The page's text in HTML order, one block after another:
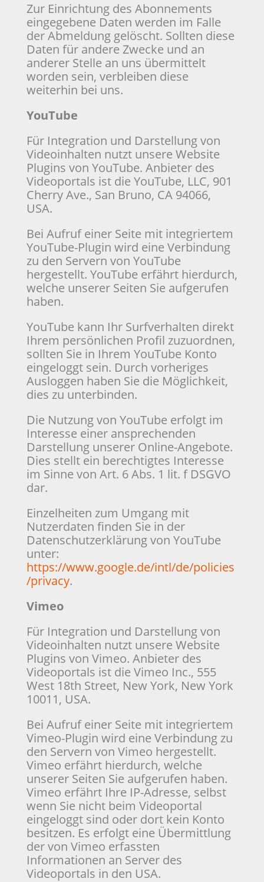
Zur Einrichtung des Abonnements
eingegebene Daten werden im Falle
der Abmeldung gelöscht. Sollten diese
Daten für andere Zwecke und an
anderer Stelle an uns übermittelt
worden sein, verbleiben diese
weiterhin bei uns.
YouTube
Für Integration und Darstellung von
Videoinhalten nutzt unsere Website
Plugins von YouTube. Anbieter des
Videoportals ist die YouTube, LLC, 901
Cherry Ave., San Bruno, CA 94066,
USA.
Bei Aufruf einer Seite mit integriertem
YouTube-Plugin wird eine Verbindung
zu den Servern von YouTube
hergestellt. YouTube erfährt hierdurch,
welche unserer Seiten Sie aufgerufen
haben.
YouTube kann Ihr Surfverhalten direkt
Ihrem persönlichen Profil zuzuordnen,
sollten Sie in Ihrem YouTube Konto
eingeloggt sein. Durch vorheriges
Ausloggen haben Sie die Möglichkeit,
dies zu unterbinden.
Die Nutzung von YouTube erfolgt im
Interesse einer ansprechenden
Darstellung unserer Online-Angebote.
Dies stellt ein berechtigtes Interesse
im Sinne von Art. 6 Abs. 1 lit. f DSGVO
dar.
Einzelheiten zum Umgang mit
Nutzerdaten finden Sie in der
Datenschutzerklärung von YouTube
unter:
https://www.google.de/intl/de/policies
/privacy.
Vimeo
Für Integration und Darstellung von
Videoinhalten nutzt unsere Website
Plugins von Vimeo. Anbieter des
Videoportals ist die Vimeo Inc., 555
West 18th Street, New York, New York
10011, USA.
Bei Aufruf einer Seite mit integriertem
Vimeo-Plugin wird eine Verbindung zu
den Servern von Vimeo hergestellt.
Vimeo erfährt hierdurch, welche
unserer Seiten Sie aufgerufen haben.
Vimeo erfährt Ihre IP-Adresse, selbst
wenn Sie nicht beim Videoportal
eingeloggt sind oder dort kein Konto
besitzen. Es erfolgt eine Übermittlung
der von Vimeo erfassten
Informationen an Server des
Videoportals in den USA.